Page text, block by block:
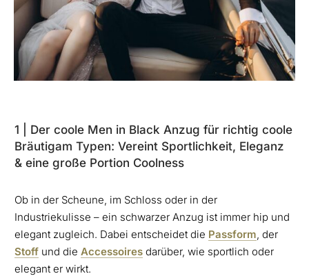
1 | Der coole Men in Black Anzug für richtig coole
Bräutigam Typen: Vereint Sportlichkeit, Eleganz
& eine große Portion Coolness
Ob in der Scheune, im Schloss oder in der
Industriekulisse – ein schwarzer Anzug ist immer hip und
elegant zugleich. Dabei entscheidet die Passform , der
Stoff und die Accessoires darüber, wie sportlich oder
elegant er wirkt.